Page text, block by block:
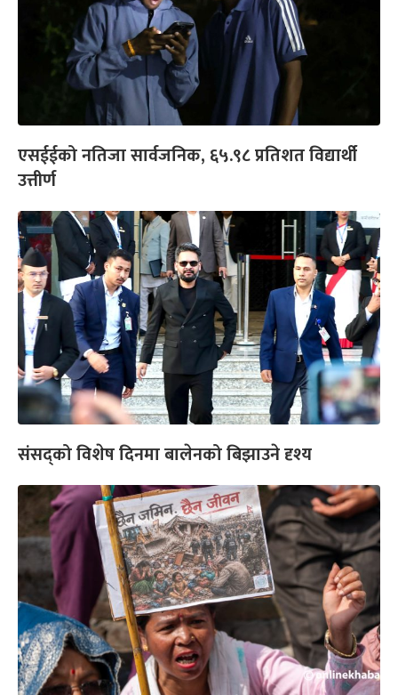
एसईईको नतिजा सार्वजनिक, ६५.९८ प्रतिशत विद्यार्थी
उत्तीर्ण
संसद्को विशेष दिनमा बालेनको बिझाउने दृश्य